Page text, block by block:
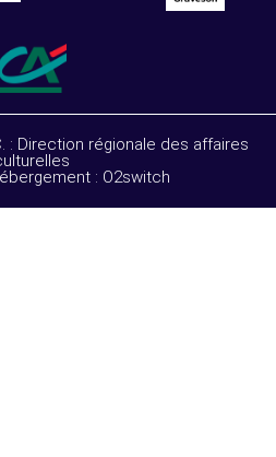
: Direction régionale des affaires
: O2switch